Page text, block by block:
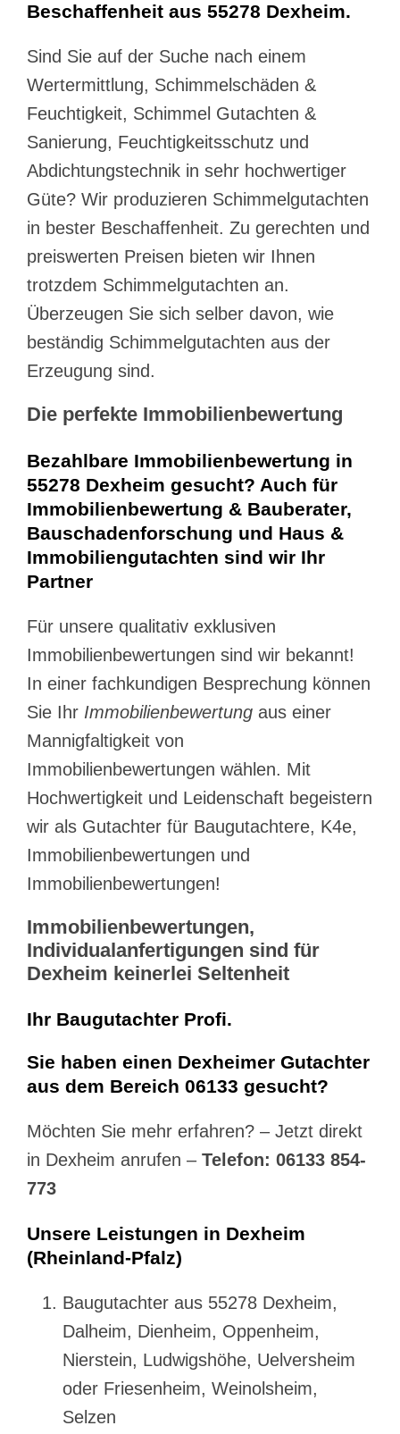
Beschaffenheit aus 55278 Dexheim.
Sind Sie auf der Suche nach einem
Wertermittlung, Schimmelschäden &
Feuchtigkeit, Schimmel Gutachten &
Sanierung, Feuchtigkeitsschutz und
Abdichtungstechnik in sehr hochwertiger
Güte? Wir produzieren Schimmelgutachten
in bester Beschaffenheit. Zu gerechten und
preiswerten Preisen bieten wir Ihnen
trotzdem Schimmelgutachten an.
Überzeugen Sie sich selber davon, wie
beständig Schimmelgutachten aus der
Erzeugung sind.
Die perfekte Immobilienbewertung
Bezahlbare Immobilienbewertung in
55278 Dexheim gesucht? Auch für
Immobilienbewertung & Bauberater,
Bauschadenforschung und Haus &
Immobiliengutachten sind wir Ihr
Partner
Für unsere qualitativ exklusiven
Immobilienbewertungen sind wir bekannt!
In einer fachkundigen Besprechung können
Sie Ihr Immobilienbewertung aus einer
Mannigfaltigkeit von
Immobilienbewertungen wählen. Mit
Hochwertigkeit und Leidenschaft begeistern
wir als Gutachter für Baugutachtere, K4e,
Immobilienbewertungen und
Immobilienbewertungen!
Immobilienbewertungen,
Individualanfertigungen sind für
Dexheim keinerlei Seltenheit
Ihr Baugutachter Profi.
Sie haben einen Dexheimer Gutachter
aus dem Bereich 06133 gesucht?
Möchten Sie mehr erfahren? – Jetzt direkt
in Dexheim anrufen – Telefon: 06133 854-
773
Unsere Leistungen in Dexheim
(Rheinland-Pfalz)
Baugutachter aus 55278 Dexheim,
Dalheim, Dienheim, Oppenheim,
Nierstein, Ludwigshöhe, Uelversheim
oder Friesenheim, Weinolsheim,
Selzen